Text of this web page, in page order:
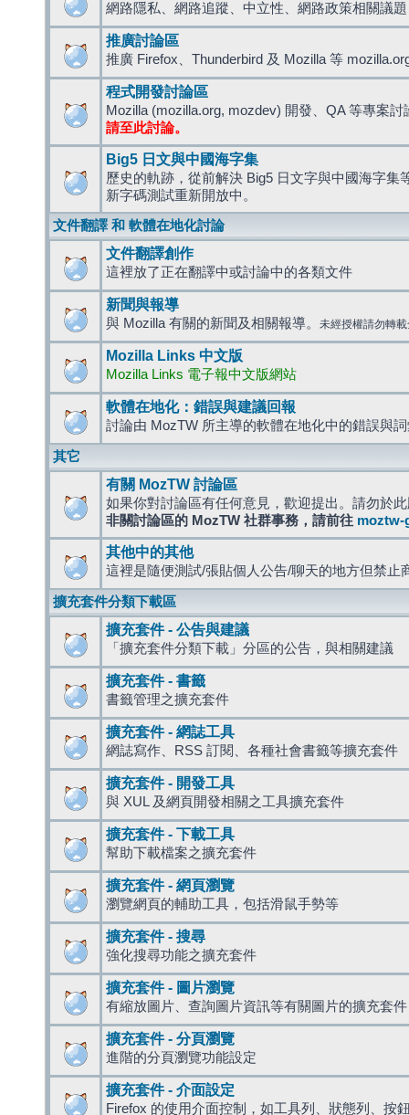
網路隱私、網路追蹤、中立性、網路政策相關議題
推廣討論區
推廣 Firefox、Thunderbird 及 Mozilla 等
程式開發討論區
Mozilla (mozilla.org, mozdev) 開發、QA 等專案討
請至此討論。
Big5 日文與中國海字集
歷史的軌跡，從前解決 Big5 日文字與中國海字集
新字碼測試重新開放中。
文件翻譯 和 軟體在地化討論
文件翻譯創作
這裡放了正在翻譯中或討論中的各類文件
新聞與報導
與 Mozilla 有關的新聞及相關報導。 未經授權請勿轉
Mozilla Links 中文版
Mozilla Links 電子報中文版網站
軟體在地化：錯誤與建議回報
討論由 MozTW 所主導的軟體在地化中的錯誤與
其它
有關 MozTW 討論區
如果你對討論區有任何意見，歡迎提出。請勿於
非關討論區的 MozTW 社群事務，請前往 moztw-
其他中的其他
這裡是隨便測試/張貼個人公告/聊天的地方但禁止
擴充套件分類下載區
擴充套件 - 公告與建議
「擴充套件分類下載」分區的公告，與相關建議
擴充套件 - 書籤
書籤管理之擴充套件
擴充套件 - 網誌工具
網誌寫作、RSS 訂閱、各種社會書籤等擴充套件
擴充套件 - 開發工具
與 XUL 及網頁開發相關之工具擴充套件
擴充套件 - 下載工具
幫助下載檔案之擴充套件
擴充套件 - 網頁瀏覽
瀏覽網頁的輔助工具，包括滑鼠手勢等
擴充套件 - 搜尋
強化搜尋功能之擴充套件
擴充套件 - 圖片瀏覽
有縮放圖片、查詢圖片資訊等有關圖片的擴充套件
擴充套件 - 分頁瀏覽
進階的分頁瀏覽功能設定
擴充套件 - 介面設定
Firefox 的使用介面控制，如工具列、狀態列、按